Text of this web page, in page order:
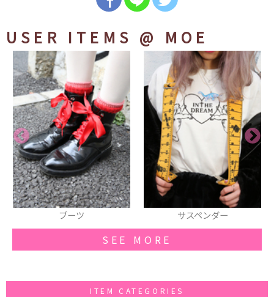
USER ITEMS @ MOE
ブーツ サスペンダー
SEE MORE
ITEM CATEGORIES